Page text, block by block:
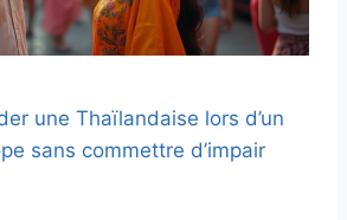
une Thaïlandaise lors d’un
sans commettre d’impair